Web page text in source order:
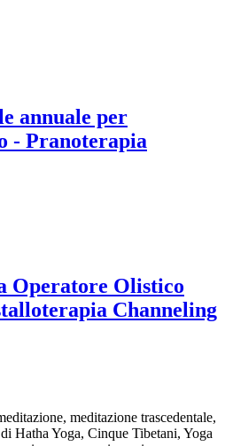
annuale per
- Pranoterapia
Operatore Olistico
Channeling
meditazione trascedentale,
Hatha Yoga, Cinque Tibetani, Yoga